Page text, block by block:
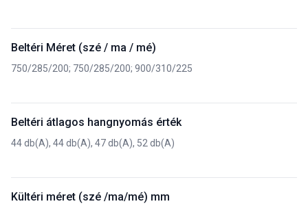
Beltéri Méret (szé / ma / mé)
750/285/200; 750/285/200; 900/310/225
Beltéri átlagos hangnyomás érték
44 db(A), 44 db(A), 47 db(A), 52 db(A)
Kültéri méret (szé /ma/mé) mm